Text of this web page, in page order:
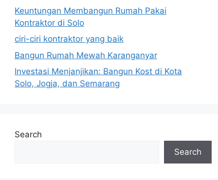
Keuntungan Membangun Rumah Pakai
Kontraktor di Solo
ciri-ciri kontraktor yang baik
Bangun Rumah Mewah Karanganyar
Investasi Menjanjikan: Bangun Kost di Kota
Solo, Jogja, dan Semarang
Search
Search